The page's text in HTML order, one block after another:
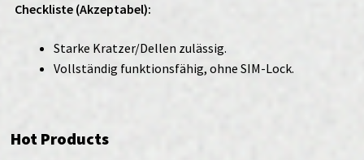
Checkliste (Akzeptabel):
Starke Kratzer/Dellen zulässig.
Vollständig funktionsfähig, ohne SIM-Lock.
Hot Products